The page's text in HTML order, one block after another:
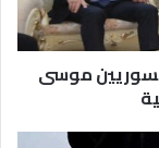
موسى